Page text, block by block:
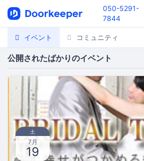
050-5291-
7844
イベント コミュニティ
公開されたばかりのイベント
土
7月
19